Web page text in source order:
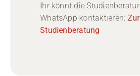
Ihr könnt die
WhatsApp kontaktieren:
Studienberatung